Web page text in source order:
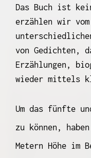
Das Buch ist
erzählen wir
von Gedichten,
Erzählungen,
wieder mittels
Um das fünfte
zu können,
Metern Höhe im